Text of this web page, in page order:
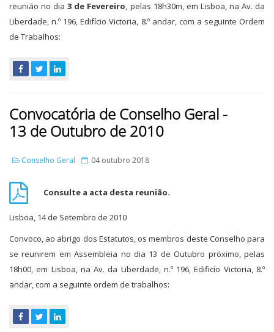
reunião no dia3 de Fevereiro, pelas 18h30m, em Lisboa, na Av. da
Liberdade, n.º 196, Edifício Victoria, 8.º andar, com a seguinte Ordem
de Trabalhos:
Convocatória de Conselho Geral -
13 de Outubro de 2010
Conselho Geral 04 outubro 2018
Consulte a acta desta reunião.
Lisboa, 14 de Setembro de 2010
Convoco, ao abrigo dos Estatutos, os membros deste Conselho para
se reunirem em Assembleia no dia 13 de Outubro próximo, pelas
18h00, em Lisboa, na Av. da Liberdade, n.º 196, Edificío Victoria, 8.º
andar, com a seguinte ordem de trabalhos: